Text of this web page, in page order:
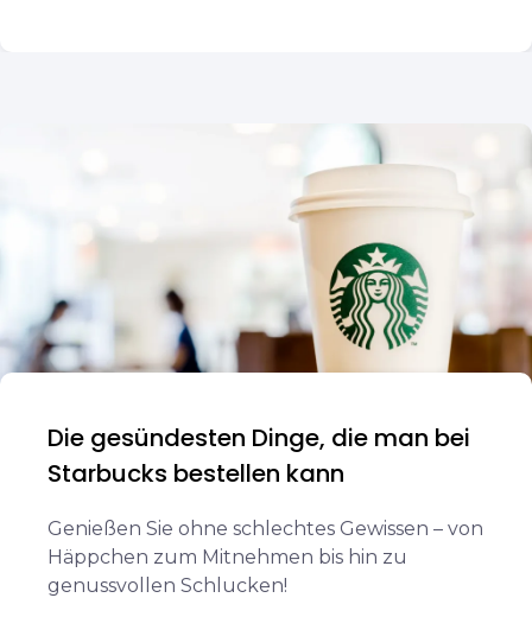
Die gesündesten Dinge, die man bei
Starbucks bestellen kann
Genießen Sie ohne schlechtes Gewissen – von
Häppchen zum Mitnehmen bis hin zu
genussvollen Schlucken!